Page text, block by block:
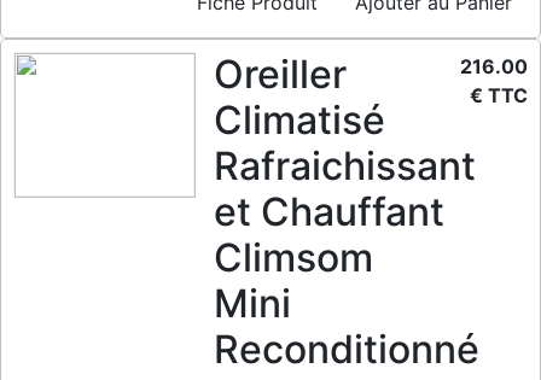
Oreiller
Climatisé
Rafraichissant
et Chauffant
Climsom
Mini
Reconditionné
216.00
€ TTC